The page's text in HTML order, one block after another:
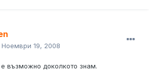
Ноември 19, 2008
възможно доколкото знам.